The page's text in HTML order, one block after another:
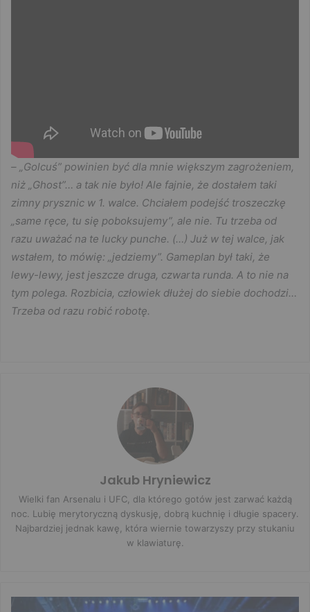
– „Golcuś” powinien być dla mnie większym zagrożeniem,
niż „Ghost”… a tak nie było! Ale fajnie, że dostałem taki
zimny prysznic w 1. walce. Chciałem podejść troszeczkę
„same ręce, tu się poboksujemy”, ale nie. Tu trzeba od
razu uważać na te lucky punche. (…) Już w tej walce, jak
wstałem, to mówię: „jedziemy”. Gameplan był taki, że
lewy-lewy, jest jeszcze druga, czwarta runda. A to nie na
tym polega. Rozbicia, człowiek dłużej do siebie dochodzi…
Trzeba od razu robić robotę.
Jakub Hryniewicz
Wielki fan Arsenalu i UFC, dla którego gotów jest zarwać każdą
noc. Lubię merytoryczną dyskusję, dobrą kuchnię i długie spacery.
Najbardziej jednak kawę, która wiernie towarzyszy przy stukaniu
w klawiaturę.